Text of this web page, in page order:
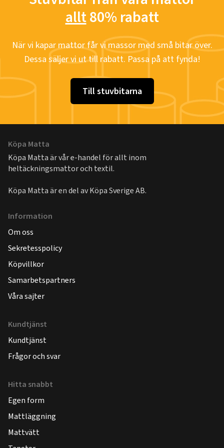
allt80% rabatt
När vi kapar mattor får vi massor med små bitar över.
Dessa säljer vi ut till rabatt. Passa på att fynda!
Till stuvbitarna
Köpa Matta
Köpa Matta är vår e-handel för allt inom
heltäckningsmattor och textil.
Köpa Matta är en del avKöpa Sverige AB.
Information
Om oss
Sekretesspolicy
Köpvillkor
Samarbetspartners
Våra sajter
Kundtjänst
Kundtjänst
Frågor och svar
Hitta snabbt
Egen form
Mattläggning
Mattvätt